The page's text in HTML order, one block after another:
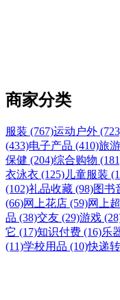
商家分类
服装 (767)运动户外
(433)电子产品 (410)旅
保健 (204)综合购物
衣泳衣 (125) 儿童服装
(102)礼品收藏 (98)图书
(66)网上花店 (59)网上
品 (38)交友 (29)游戏
它 (17)知识付费 (16)乐
(11)学校用品 (10)快递